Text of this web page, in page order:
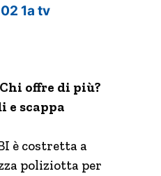
1a tv
offre di più?
e scappa
è costretta a
poliziotta per